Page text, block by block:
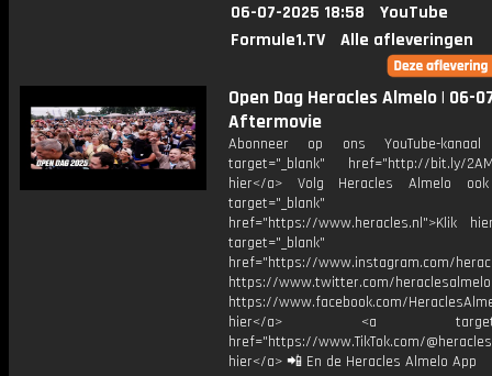
06-07-2025 18:58
YouTube
Formule1.TV
Alle afleveringen
Open Dag Heracles Almelo | 06-
Aftermovie
Abonneer op ons YouTube-
target="_blank" href="http://bit.ly/
hier</a> Volg Heracles Almelo
target="_blank"
href="https://www.heracles.nl">Klik
target="_blank"
href="https://www.instagram.com/
https://www.twitter.com/heraclesalmelo
https://www.facebook.com/
hier</a> <a
href="https://www.TikTok.com/
hier</a> 📲 En de Heracles Almelo App